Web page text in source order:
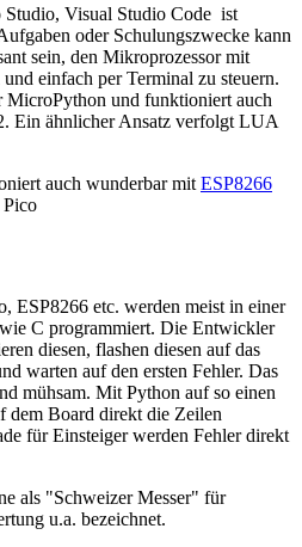
Visual Studio Code ist
oder Schulungszwecke kann
sein, den Mikroprozessor mit
einfach per Terminal zu steuern.
MicroPython und funktioniert auch
Ein ähnlicher Ansatz verfolgt LUA
auch wunderbar mit ESP8266
Pico
ESP8266 etc. werden meist in einer
C programmiert. Die Entwickler
diesen, flashen diesen auf das
warten auf den ersten Fehler. Das
mühsam. Mit Python auf so einen
dem Board direkt die Zeilen
für Einsteiger werden Fehler direkt
als "Schweizer Messer" für
u.a. bezeichnet.